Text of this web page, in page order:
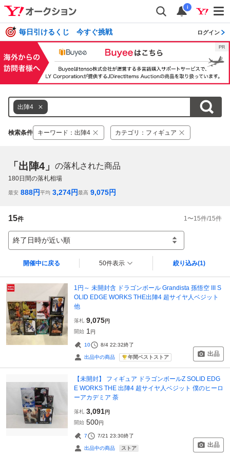
i
毎日引けるくじ 今すぐ挑戦 ログイン
出陣4
検索条件 キーワード ： 出陣4 カテゴリ ： フィギュア
「出陣4」 の落札された商品
180日間の落札相場
最安 888円平均 3,274円最高 9,075円
15件 1 〜15件/15件
終了日時が近い順
開催中に戻る 50件表示 絞り込み(1)
1円～ 未開封含 ドラゴンボール Grandista 孫悟空 III S
OLID EDGE WORKS THE出陣4 超サイヤ人ベジット
他
落札 9,075円
開始 1 円
10 8/4 22:32終了
出品中の商品 年間ベストストア 出品
【未開封】 フィギュア ドラゴンボールZ SOLID EDG
E WORKS THE 出陣4 超サイヤ人ベジット 僕のヒーロ
ーアカデミア 荼
落札 3,091円
開始 500円
7 7/21 23:30終了
出品中の商品 ストア 出品